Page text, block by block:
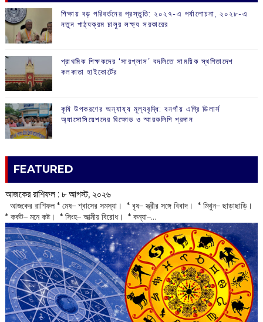
শিক্ষায় বড় পরিবর্তনের প্রস্তুতি: ২০২৭-এ পর্যালোচনা, ২০২৮-এ
নতুন পাঠ্যক্রম চালুর লক্ষ্য সরকারের
প্রাথমিক শিক্ষকদের ‘সারপ্লাস’ বদলিতে সাময়িক স্থগিতাদেশ
কলকাতা হাইকোর্টের
কৃষি উপকরণের অন্যায্য মূল্যবৃদ্ধি: বনগাঁয় এগ্রি ডিলার্স
অ্যাসোসিয়েশনের বিক্ষোভ ও স্মারকলিপি প্রদান
FEATURED
আজকের রাশিফল :‌ ‌‌৮ আগস্ট, ২০২৬
‌ আজকের রাশিফল * মেষ– শ্বাসের সমস্যা। * বৃষ– স্ত্রীর সঙ্গে বিবাদ। * মিথুন– ছাড়াছাড়ি।
* কর্কট– মনে কষ্ট। * সিংহ– আত্মীয় বিরোধ। * কন্যা–...